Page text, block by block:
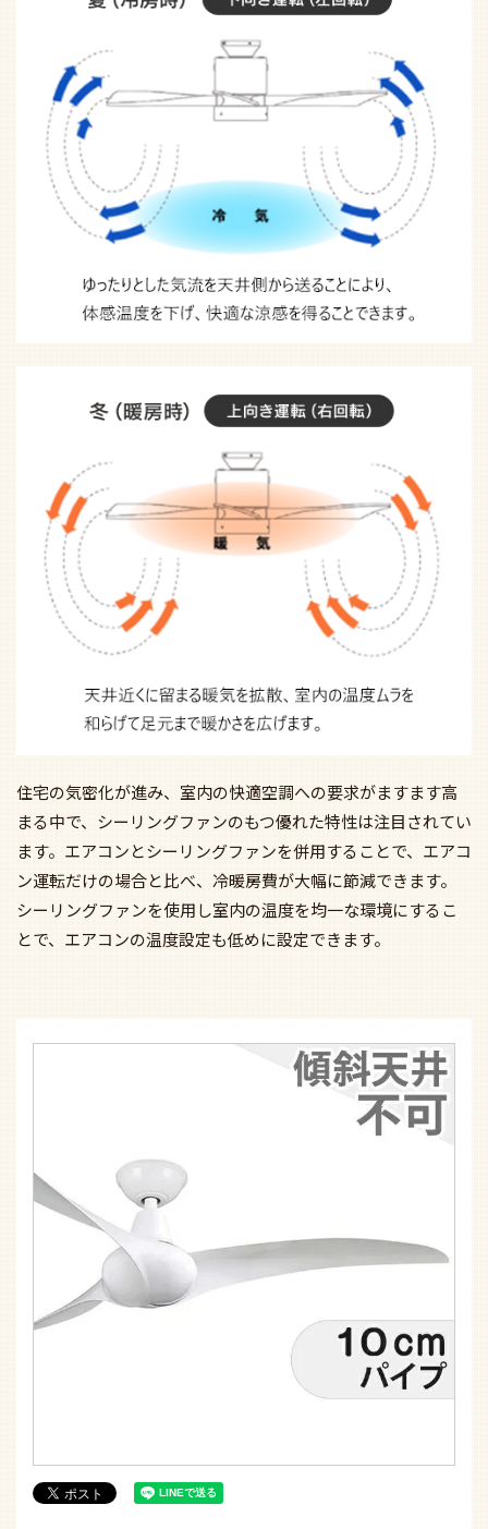
住宅の気密化が進み、室内の快適空調への要求がますます高
まる中で、シーリングファンのもつ優れた特性は注目されてい
ます。エアコンとシーリングファンを併用することで、エアコ
ン運転だけの場合と比べ、冷暖房費が大幅に節減できます。
シーリングファンを使用し室内の温度を均一な環境にするこ
とで、エアコンの温度設定も低めに設定できます。